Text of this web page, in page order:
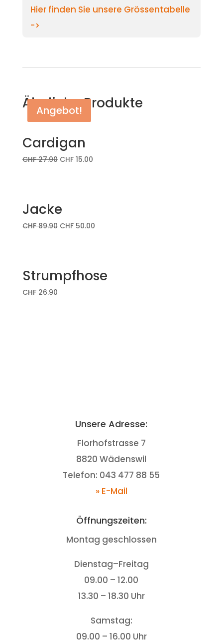
Hier finden Sie unsere Grössentabelle
->
Ähnliche Produkte
Angebot!
Cardigan
CHF27.90 CHF15.00
Angebot!
Jacke
CHF89.90 CHF50.00
Strumpfhose
CHF26.90
Unsere Adresse:
Florhofstrasse 7
8820 Wädenswil
Telefon: 043 477 88 55
» E-Mail
Öffnungszeiten:
Montag geschlossen
Dienstag–Freitag
09.00 – 12.00
13.30 – 18.30 Uhr
Samstag:
09.00 – 16.00 Uhr